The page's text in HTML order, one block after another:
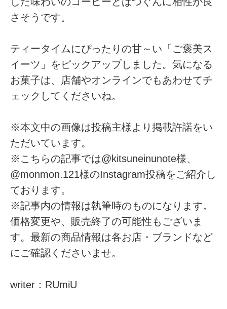
さそうです。
ティータイムにぴったりの甘～い「ご褒美ス
イーツ」をピックアップしました。気になる
お菓子は、店舗やオンラインでもあわせてチ
ェックしてくださいね。
※本文中の画像は投稿主様より掲載許諾をい
ただいています。
※こちらの記事では@kitsuneinunote様、
@monmon.121様のInstagram投稿をご紹介し
ております。
※記事内の情報は執筆時のものになります。
価格変更や、販売終了の可能性もございま
す。最新の商品情報は各お店・ブランドなど
にご確認くださいませ。
writer：RUmiU